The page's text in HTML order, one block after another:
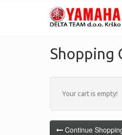
Shopping
Your cart is empty!
Continue